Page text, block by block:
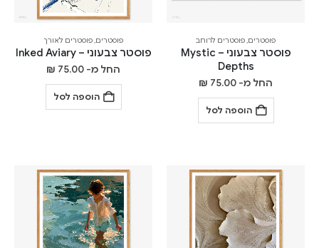
פוסטרים,פוסטרים לרוחב
פוסטר צבעוני – Mystic
Depths
החל מ- ₪ 75.00
הוספה לסל
פוסטרים,פוסטרים לאורך
פוסטר צבעוני – Inked Aviary
החל מ- ₪ 75.00
הוספה לסל